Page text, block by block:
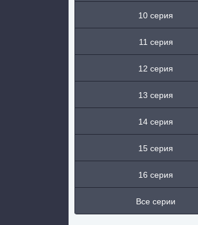
10 серия
11 серия
12 серия
13 серия
14 серия
15 серия
16 серия
Все серии